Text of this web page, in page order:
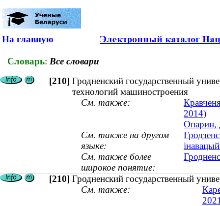
На главную
Словарь: Все словари
[210] Гродненский государственный
технологий машиностроения
См. также:
2014)
Опарин,
См. также на другом
языке:
См. также более
широкое понятие:
[210] Гродненский государственный
См. также: